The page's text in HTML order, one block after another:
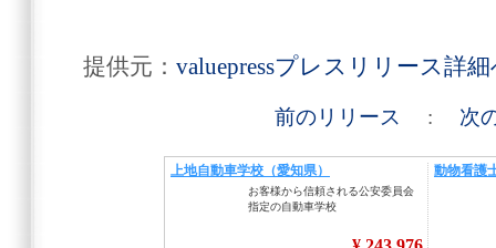
提供元： valuepressプレスリリース詳
前のリリース : 次